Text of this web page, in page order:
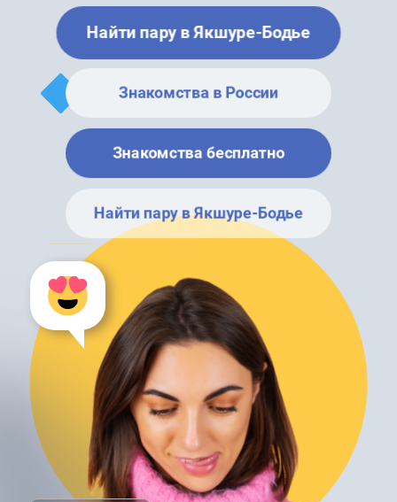
Найти пару в Якшуре-Бодье
Знакомства в России
Знакомства бесплатно
Найти пару в Якшуре-Бодье